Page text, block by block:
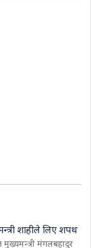
शाहीले लिए शपथ
मुख्यमन्त्री मंगलबहादुर